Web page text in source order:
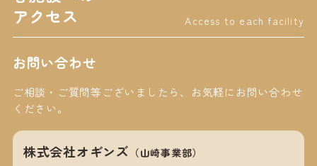
アクセス
Access to each facility
お問い合わせ
ご相談・ご質問等ございましたら、 お気軽にお問い合わせ
ください。
株式会社オギンズ （山崎事業部）